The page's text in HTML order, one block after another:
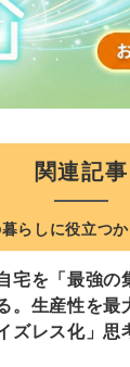
関連記事
らしに役立つ
宅を「最強の
。生産性を最
ズレス化」思